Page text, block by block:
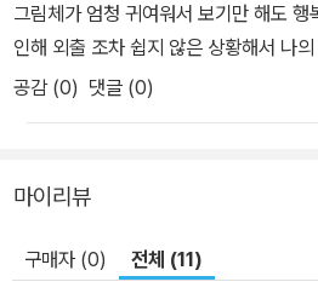
그림체가 엄청 귀여워서 보기만 해도
인해 외출 조차 쉽지 않은 상황해서 나
공감 (0) 댓글 (0)
마이리뷰
구매자 (0) 전체 (11)